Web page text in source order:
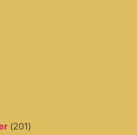
(201)